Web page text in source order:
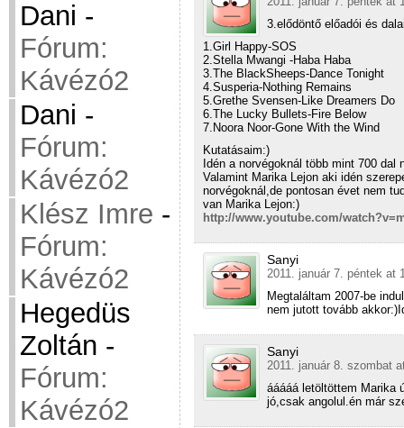
Dani -
Fórum:
Kávézó2
Dani -
Fórum:
Kávézó2
Klész Imre -
Fórum:
Kávézó2
Hegedüs
Zoltán -
Fórum:
Kávézó2
3.elődöntő előadói és
1.Girl Happy-SOS
2.Stella Mwangi -Haba Haba
3.The BlackSheeps-Dance Tonight
4.Susperia-Nothing Remains
5.Grethe Svensen-Like Dreamers Do
6.The Lucky Bullets-Fire Below
7.Noora Noor-Gone With the Wind
Kutatásaim:)
Idén a norvégoknál több mint 700 dal
Valamint Marika Lejon aki idén
norvégoknál,de pontosan évet nem
van Marika Lejon:)
http://www.youtube.com/
Sanyi
2011. január 7. péntek at
Megtaláltam 2007-be
nem jutott tovább
Sanyi
2011. január 8. szombat
ááááá letöltöttem
jó,csak angolul.én már